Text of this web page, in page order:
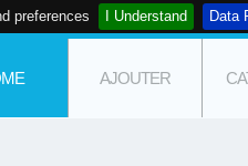
preferences I Understand Data
AJOUTER